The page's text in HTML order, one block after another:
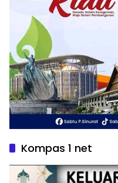
Kompas 1 net